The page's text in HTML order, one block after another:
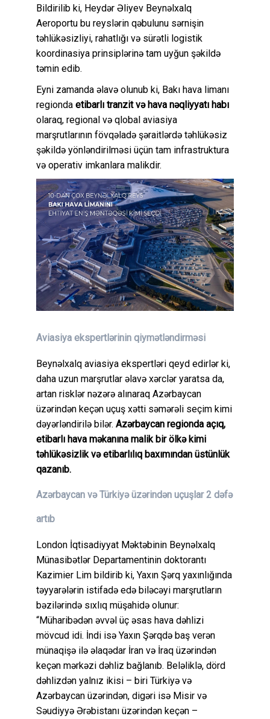
Bildirilib ki, Heydər Əliyev Beynəlxalq
Aeroportu bu reyslərin qəbulunu sərnişin
təhlükəsizliyi, rahatlığı və sürətli logistik
koordinasiya prinsiplərinə tam uyğun şəkildə
təmin edib.
Eyni zamanda əlavə olunub ki, Bakı hava limanı
regionda etibarlı tranzit və hava nəqliyyatı habı
olaraq, regional və qlobal aviasiya
marşrutlarının fövqəladə şəraitlərdə təhlükəsiz
şəkildə yönləndirilməsi üçün tam infrastruktura
və operativ imkanlara malikdir.
Aviasiya ekspertlərinin qiymətləndirməsi
Beynəlxalq aviasiya ekspertləri qeyd edirlər ki,
daha uzun marşrutlar əlavə xərclər yaratsa da,
artan risklər nəzərə alınaraq Azərbaycan
üzərindən keçən uçuş xətti səmərəli seçim kimi
dəyərləndirilə bilər. Azərbaycan regionda açıq,
etibarlı hava məkanına malik bir ölkə kimi
təhlükəsizlik və etibarlılıq baxımından üstünlük
qazanıb.
Azərbaycan və Türkiyə üzərindən uçuşlar 2 dəfə
artıb
London İqtisadiyyat Məktəbinin Beynəlxalq
Münasibətlər Departamentinin doktorantı
Kazimier Lim bildirib ki, Yaxın Şərq yaxınlığında
təyyarələrin istifadə edə biləcəyi marşrutların
bəzilərində sıxlıq müşahidə olunur:
“Müharibədən əvvəl üç əsas hava dəhlizi
mövcud idi. İndi isə Yaxın Şərqdə baş verən
münaqişə ilə əlaqədar İran və İraq üzərindən
keçən mərkəzi dəhliz bağlanıb. Beləliklə, dörd
dəhlizdən yalnız ikisi – biri Türkiyə və
Azərbaycan üzərindən, digəri isə Misir və
Səudiyyə Ərəbistanı üzərindən keçən –